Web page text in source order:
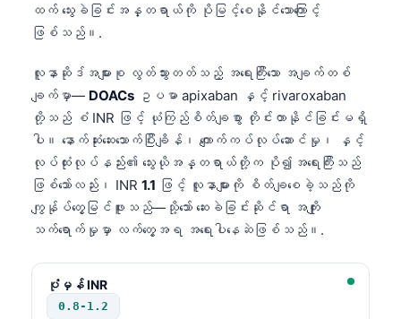
ထက် သွေးခဲခြင်းအန္တရာယ်ကို ပိုမြင့်စေနိုင်သောကြောင့်
ဖြစ်သည်။.
လူနာဆိုဒ်အများစု လွတ်သွားတတ်သည့် အရေးကြီးသော အချက်တစ်
ချက်မှာ— DOACs ဥပမာ apixaban နှင့် rivaroxaban
တို့သည် စံ INR ဖြင့် ယုံကြည်စိတ်ချစွာ တိုင်းတာနိုင်ခြင်းမရှိ
ပါ။ နောက်ဆုံးဆေးသောက်ပြီးချိန်၊ ကျောက်ကပ်လုပ်ဆောင်မှု၊ နှင့်
လုပ်ထုံးလုပ်နည်း၏ သွေးယိုအန္တရာယ်တို့က ပို၍အရေးကြီးသည်
ဖြစ်သော်လည်း၊ INR 1.1 ဖြင့် လူနာများကို စိတ်ချစေခဲ့သည်ကို
ကျွန်ုပ်တွေ့မြင်ဖူးသည်—သို့သော် ဆေးခဲခြင်းဆိုင်ရာ အကျိုး
သက်ရောက်မှုမှာ လက်တွေ့အရ အရေးပါနေဆဲဖြစ်သည်။.
ပုံမှန် INR
0.8-1.2
অসমীয়া
Galego
Македонски јазик
Euskara
Gàidhlig
Occitan
العربية المغربية
Afrikaans
Монгол
ພາສາລາວ